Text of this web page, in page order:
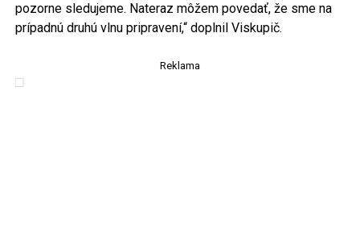
pozorne sledujeme. Nateraz môžem povedať, že sme na
prípadnú druhú vlnu pripravení,“ doplnil Viskupič.
Reklama